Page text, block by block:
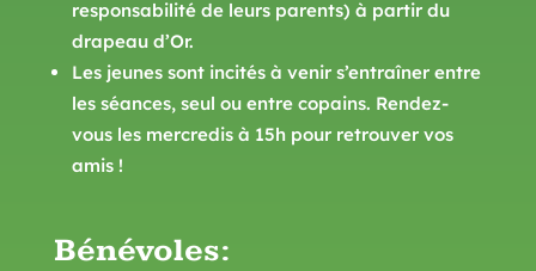
responsabilité de leurs parents) à partir du
drapeau d’Or.
Les jeunes sont incités à venir s’entraîner entre
les séances, seul ou entre copains. Rendez-
vous les mercredis à 15h pour retrouver vos
amis !
Bénévoles: